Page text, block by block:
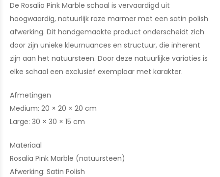
De Rosalia Pink Marble schaal is vervaardigd uit
hoogwaardig, natuurlijk roze marmer met een satin polish
afwerking. Dit handgemaakte product onderscheidt zich
door zijn unieke kleurnuances en structuur, die inherent
zijn aan het natuursteen. Door deze natuurlijke variaties is
elke schaal een exclusief exemplaar met karakter.
Afmetingen
Medium: 20 × 20 × 20 cm
Large: 30 × 30 × 15 cm
Materiaal
Rosalia Pink Marble (natuursteen)
Afwerking: Satin Polish